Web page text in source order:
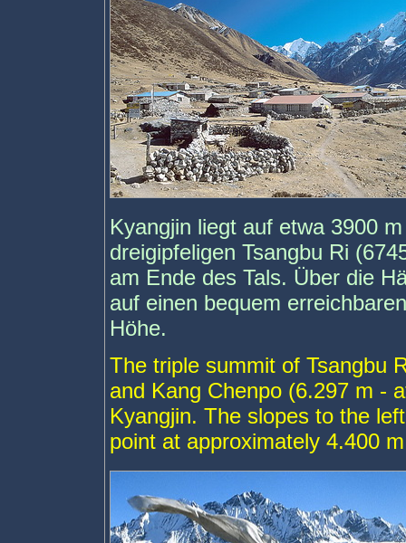
Kyangjin liegt auf etwa 3900
dreigipfeligen Tsangbu Ri
am Ende des Tals. Über die
auf einen bequem
Höhe.
The triple summit of Tsangbu
and Kang Chenpo (6.297 m -
Kyangjin. The slopes to the
point at approximately 4.400